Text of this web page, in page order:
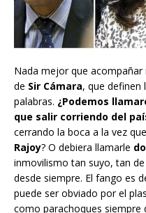
Nada mejor que
de Sir Cámara, que definen
palabras. ¿Podemos
que salir corriendo del
cerrando la boca a la vez
Rajoy? O debiera llamarle
inmovilismo tan suyo, tan
desde siempre. El fango es
puede ser obviado por el
como parachoques siempre